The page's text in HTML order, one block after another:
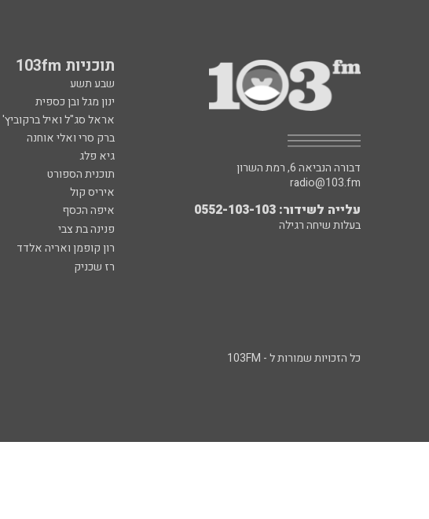
תוכניות 103fm
שבע תשע
ינון מגל ובן כספית
אראל סג"ל ואיל ברקוביץ'
ברק סרי ואלי אוחנה
גיא פלג
תוכנית הספורט
איריס קול
איפה הכסף
פנינה בת צבי
רון קופמן ואריה אלדד
רז שכניק
דבורה הנביאה 6, רמת השרון
radio@103.fm
עלייה לשידור: 0552-103-103
בעלות שיחה רגילה
כל הזכויות שמורות ל - 103FM